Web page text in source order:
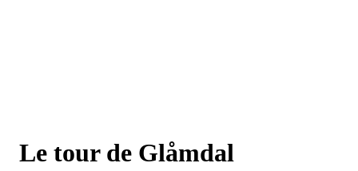
Le tour de Glåmdal